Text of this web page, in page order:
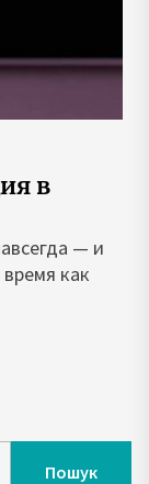
в
— и
как
Пошук